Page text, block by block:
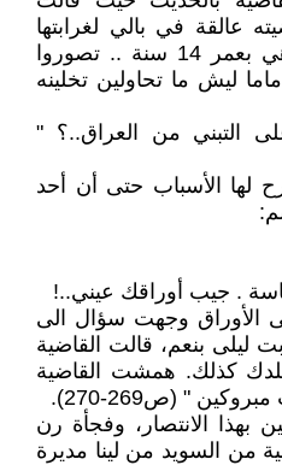
عالقة في بالي لغرابتها
بالنسبة لي. حكيتها لبنتي وهي بعمر 14 سنة .. تصوروا
ليش ما تحاولين تخلينه
التبني من العراق..؟ "
لها الأسباب حتى أن أحد
. جيب أوراقك عيني..!
الأوراق وجهت سؤال الى
ليلى بنعم، قالت القاضية
كذلك. همشت القاضية
" (ص269-270).
الانتصار، وفجأة رن
من السويد من لينا مديرة